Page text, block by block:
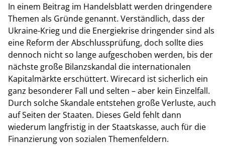
In einem Beitrag im Handelsblatt werden dringendere
Themen als Gründe genannt. Verständlich, dass der
Ukraine-Krieg und die Energiekrise dringender sind als
eine Reform der Abschlussprüfung, doch sollte dies
dennoch nicht so lange aufgeschoben werden, bis der
nächste große Bilanzskandal die internationalen
Kapitalmärkte erschüttert. Wirecard ist sicherlich ein
ganz besonderer Fall und selten – aber kein Einzelfall.
Durch solche Skandale entstehen große Verluste, auch
auf Seiten der Staaten. Dieses Geld fehlt dann
wiederum langfristig in der Staatskasse, auch für die
Finanzierung von sozialen Themenfeldern.